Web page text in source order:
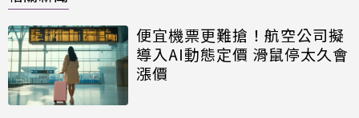
便宜機票更難搶！航空公司擬
導入AI動態定價 滑鼠停太久會
漲價